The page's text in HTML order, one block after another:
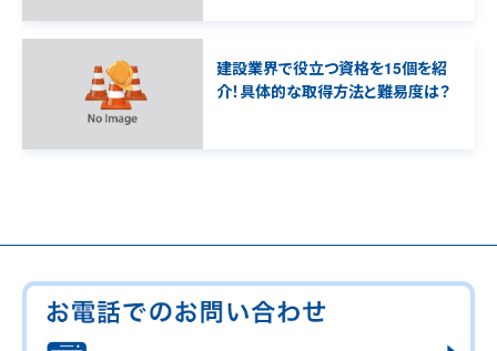
建設業界で役立つ資格を15個を紹
介！具体的な取得方法と難易度は？